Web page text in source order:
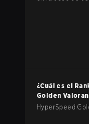
¿Cuál es el
Golden
HyperSpeed